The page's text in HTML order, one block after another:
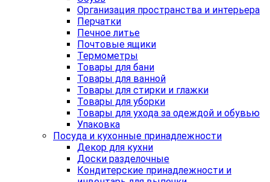
Организация пространства и интерьера
Перчатки
Печное литье
Почтовые ящики
Термометры
Товары для бани
Товары для ванной
Товары для стирки и глажки
Товары для уборки
Товары для ухода за одеждой и обувью
Упаковка
Посуда и кухонные принадлежности
Декор для кухни
Доски разделочные
Кондитерские принадлежности и